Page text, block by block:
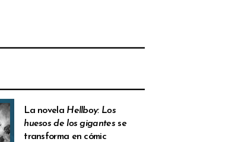
La novela Hellboy: Los
huesos de los gigantesse
transforma en cómic